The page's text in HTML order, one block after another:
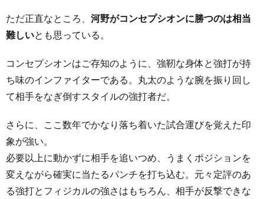
ただ正直なところ、 河野がコンセプシオンに勝つのは相当
難しいとも思っている。
コンセプシオンはご存知のように、強靭な身体と強打が持
ち味のインファイターである。丸太のような腕を振り回し
て相手をなぎ倒すスタイルの強打者だ。
さらに、ここ数年でかなり落ち着いた試合運びを覚えた印
象が強い。
必要以上に動かずに相手を追いつめ、うまくポジションを
変えながら確実に当たるパンチを打ち込む。元々定評のあ
る強打とフィジカルの強さはもちろん、相手が反撃できな